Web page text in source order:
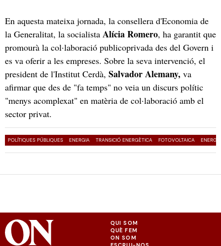
En aquesta mateixa jornada, la consellera d'Economia de
la Generalitat, la socialista Alícia Romero, ha garantit que
promourà la col·laboració publicoprivada des del Govern i
es va oferir a les empreses. Sobre la seva intervenció, el
president de l'Institut Cerdà, Salvador Alemany, va
afirmar que des de "fa temps" no veia un discurs polític
"menys acomplexat" en matèria de col·laboració amb el
sector privat.
POLÍTIQUES PÚBLIQUES ENERGIA TRANSICIÓ ENERGÈTICA FOTOVOLTAICA
QUI SOM
QUÈ FEM
ON SOM